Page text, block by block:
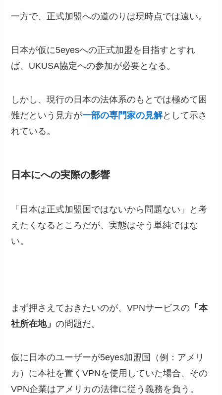
一方で、正式加盟への道のりは現時点では遠い。
日本が仮に5eyesへの正式加盟を目指すとすれ
ば、UKUSA協定への参加が必要となる。
しかし、現行の日本の法体系のもとでは極めて困
難だという見方が一部の専門家の見解として示さ
れている。
日本にへの実際の影響
「日本は正式加盟国ではないから問題ない」と考
えたくなるところだが、実態はそう単純ではな
い。
まず押さえておきたいのが、VPNサービスの 「本
社所在地」の問題だ。
仮に日本のユーザーが5eyes加盟国（例：アメリ
カ）に本社を置くVPNを使用していた場合、その
VPN企業はアメリカの法律に従う義務を負う。